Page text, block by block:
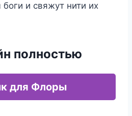
и свяжут нити их
полностью
для Флоры